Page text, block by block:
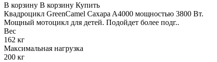
В корзину В корзину Купить
Квадроцикл GreenCamel Caxapa A4000 мощностью 3800 Вт.
Мощный мотоцикл для детей. Подойдет более подг..
Вес
162 кг
Максимальная нагрузка
200 кг